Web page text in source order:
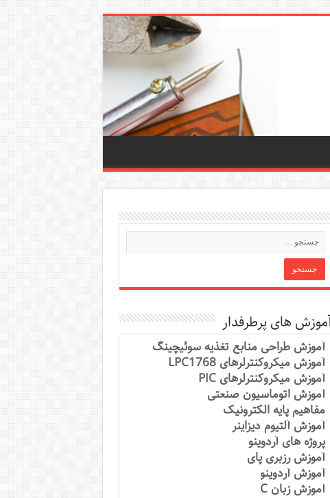
های پرطرفدار
آموزش طراحی منابع تغذیه سوئیچینگ
آموزش میکروکنترلرهای LPC1768
آموزش میکروکنترلرهای PIC
آموزش اتوماسیون صنعتی
مفاهیم پایه الکترونیک
آموزش آلتیوم دیزاینر
پروژه های آردوینو
آموزش رزبری پای
آموزش آردوینو
آموزش زبان C